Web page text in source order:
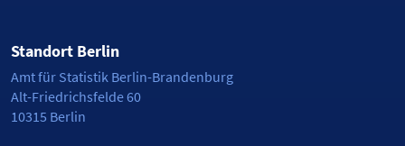
Standort Berlin
Amt für Statistik Berlin-Brandenburg
Alt-Friedrichsfelde 60
10315 Berlin